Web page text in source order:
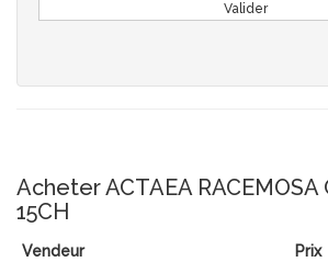
Valider
Acheter ACTAEA RACEMOSA
15CH
Vendeur
Prix